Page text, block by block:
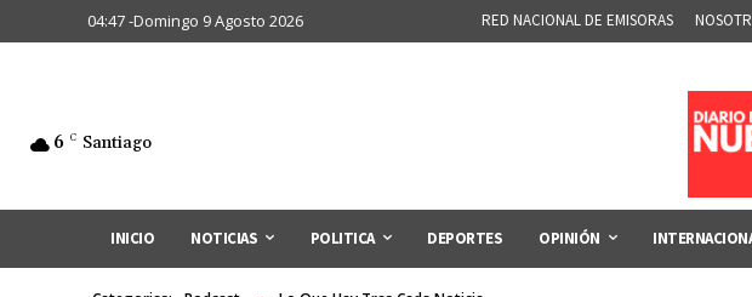
04:47 -Domingo 9 Agosto 2026 RED NACIONAL DE EMISORAS
6 C Santiago
INICIO NOTICIAS POLITICA DEPORTES OPINIÓN